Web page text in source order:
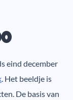
eind december
. Het beeldje is
De basis van